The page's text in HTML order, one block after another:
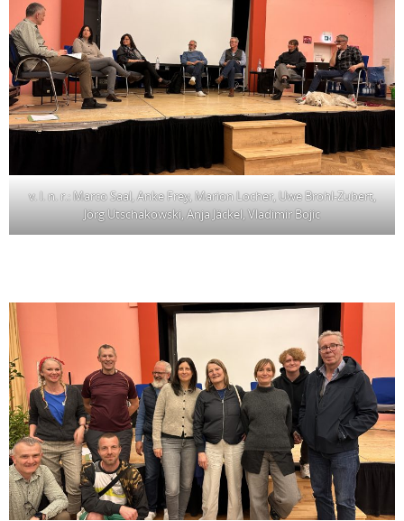
v. l. n. r.: Marco Saal, Anke Frey, Marion Locher, Uwe Brohl-Zubert,
Jörg Utschakowski, Anja Jäckel, Vladimir Bojic